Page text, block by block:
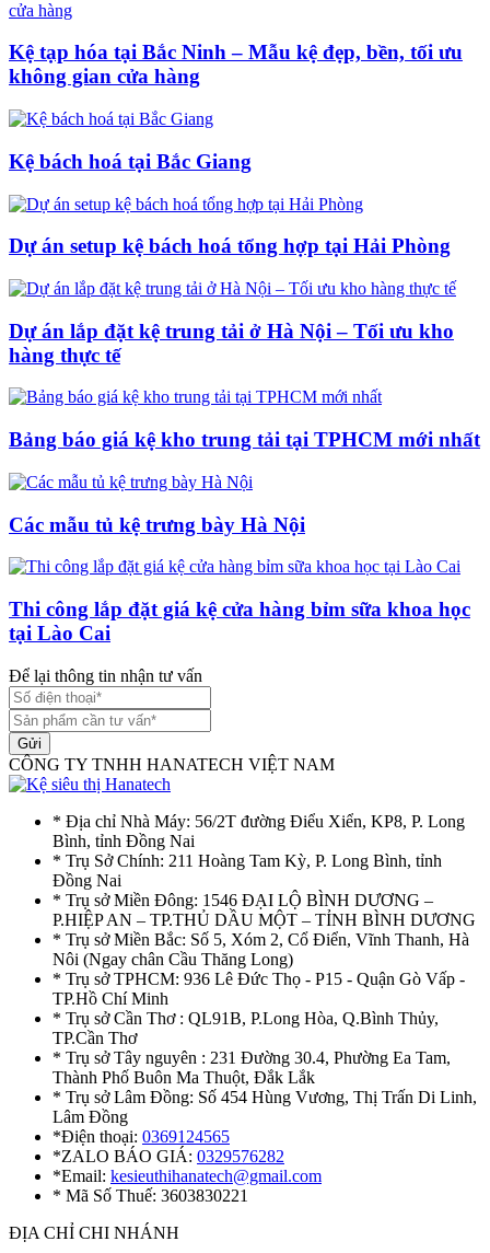
Kệ tạp hóa tại Bắc Ninh – Mẫu kệ đẹp, bền, tối ưu
không gian cửa hàng
Kệ bách hoá tại Bắc Giang
Dự án setup kệ bách hoá tổng hợp tại Hải Phòng
Dự án lắp đặt kệ trung tải ở Hà Nội – Tối ưu kho
hàng thực tế
Bảng báo giá kệ kho trung tải tại TPHCM mới nhất
Các mẫu tủ kệ trưng bày Hà Nội
Thi công lắp đặt giá kệ cửa hàng bỉm sữa khoa học
tại Lào Cai
Để lại thông tin nhận tư vấn
Gửi
CÔNG TY TNHH HANATECH VIỆT NAM
* Địa chỉ Nhà Máy: 56/2T đường Điểu Xiển, KP8, P. Long
Bình, tỉnh Đồng Nai
* Trụ Sở Chính: 211 Hoàng Tam Kỳ, P. Long Bình, tỉnh
Đồng Nai
* Trụ sở Miền Đông: 1546 ĐẠI LỘ BÌNH DƯƠNG –
P.HIỆP AN – TP.THỦ DẦU MỘT – TỈNH BÌNH DƯƠNG
* Trụ sở Miền Bắc: Số 5, Xóm 2, Cổ Điển, Vĩnh Thanh, Hà
Nôi (Ngay chân Cầu Thăng Long)
* Trụ sở TPHCM: 936 Lê Đức Thọ - P15 - Quận Gò Vấp -
TP.Hồ Chí Minh
* Trụ sở Cần Thơ : QL91B, P.Long Hòa, Q.Bình Thủy,
TP.Cần Thơ
* Trụ sở Tây nguyên : 231 Đường 30.4, Phường Ea Tam,
Thành Phố Buôn Ma Thuột, Đắk Lắk
* Trụ sở Lâm Đồng: Số 454 Hùng Vương, Thị Trấn Di Linh,
Lâm Đồng
*Điện thoại: 0369124565
*ZALO BÁO GIÁ: 0329576282
*Email: kesieuthihanatech@gmail.com
* Mã Số Thuế: 3603830221
ĐỊA CHỈ CHI NHÁNH